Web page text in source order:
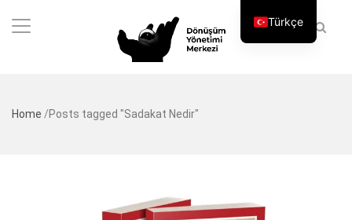
Home /Posts tagged "Sadakat Nedir"
Türkçe